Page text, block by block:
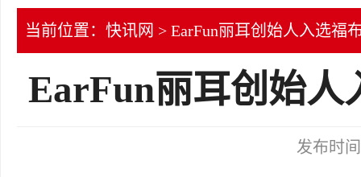
当前位置： 快讯网 > EarFun丽耳创始人入选福
EarFun丽耳创始人
发布时